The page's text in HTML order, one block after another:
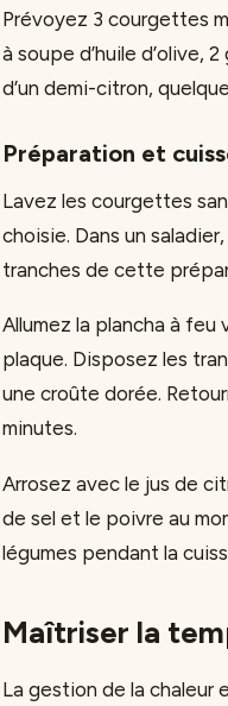
Prévoyez 3 courgettes
à soupe d’huile d’olive,
d’un demi-citron,
Préparation et
Lavez les courgettes
choisie. Dans un
tranches de cette
Allumez la plancha à
plaque. Disposez les
une croûte dorée.
minutes.
Arrosez avec le jus de
de sel et le poivre au
légumes pendant la
Maîtriser la
La gestion de la chaleur